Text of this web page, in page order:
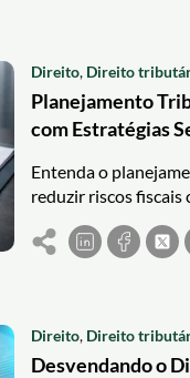
Direito, Direito
Planejamento
com Estratégias
Entenda o
reduzir riscos fiscais
Direito, Direito
Desvendando o